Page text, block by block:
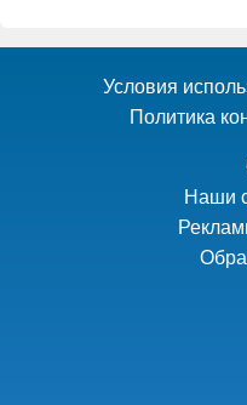
Условия
Политика
Наши